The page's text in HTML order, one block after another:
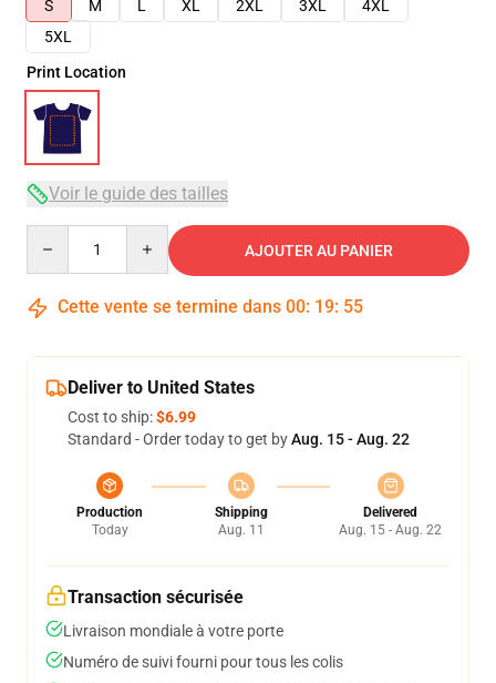
S
M L XL 2XL 3XL
4XL
5XL
Print Location
Voir le guide des tailles
AJOUTER AU PANIER
Cette vente se termine dans 00: 19: 54
Deliver to United States
Cost to ship:$6.99
Standard - Order today to get byAug. 15 - Aug. 22
Production
Today
Shipping
Aug. 11
Delivered
Aug. 15 - Aug. 22
Transaction sécurisée
Livraison mondiale à votre porte
Numéro de suivi fourni pour tous les colis